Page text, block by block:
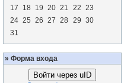
17
18 19 20 21 22 23
24 25 26 27 28 29 30
31
» Форма входа
Войти через uID